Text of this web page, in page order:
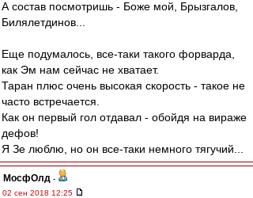
А состав посмотришь - Боже мой, Брызгалов,
Билялетдинов...
Еще подумалось, все-таки такого форварда,
как Эм нам сейчас не хватает.
Таран плюс очень высокая скорость - такое не
часто встречается.
Как он первый гол отдавал - обойдя на вираже
дефов!
Я Зе люблю, но он все-таки немного тягучий...
МосфОлд -
02 сен 2018 12:25